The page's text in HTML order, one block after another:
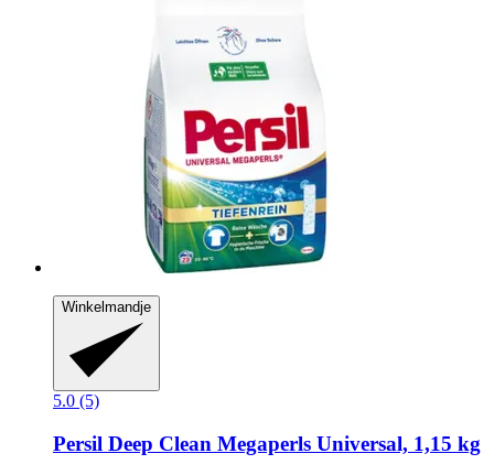
Winkelmandje
5.0 (5)
Persil Deep Clean Megaperls Universal, 1,15 kg